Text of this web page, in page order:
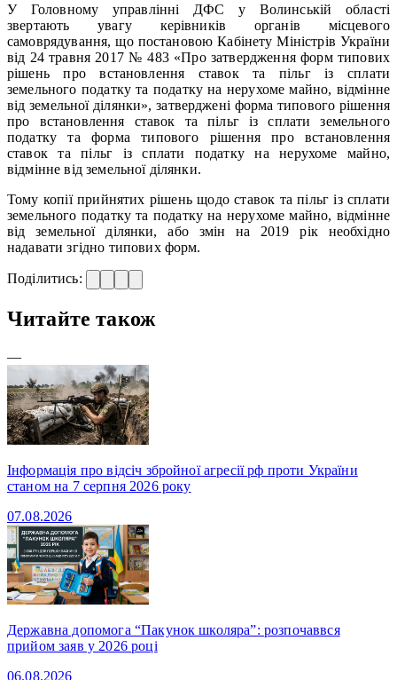
У Головному управлінні ДФС у Волинській області
звертають увагу керівників органів місцевого
самоврядування, що постановою Кабінету Міністрів України
від 24 травня 2017 № 483 «Про затвердження форм типових
рішень про встановлення ставок та пільг із сплати
земельного податку та податку на нерухоме майно, відмінне
від земельної ділянки», затверджені форма типового рішення
про встановлення ставок та пільг із сплати земельного
податку та форма типового рішення про встановлення
ставок та пільг із сплати податку на нерухоме майно,
відмінне від земельної ділянки.
Тому копії прийнятих рішень щодо ставок та пільг із сплати
земельного податку та податку на нерухоме майно, відмінне
від земельної ділянки, або змін на 2019 рік необхідно
надавати згідно типових форм.
Поділитись:
Читайте також
—
Інформація про відсіч збройної агресії рф проти України
станом на 7 серпня 2026 року
07.08.2026
Державна допомога “Пакунок школяра”: розпочаввся
прийом заяв у 2026 році
06.08.2026